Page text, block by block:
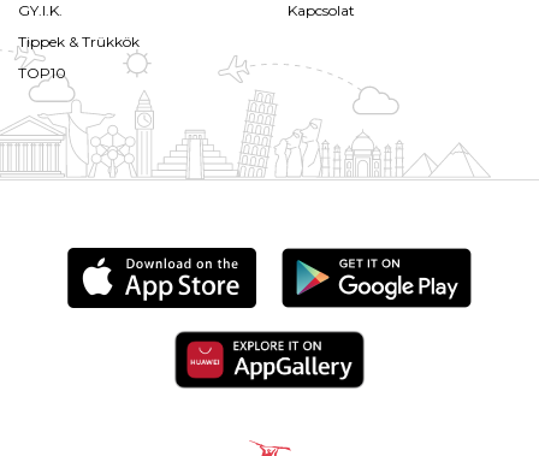
GY.I.K.
Tippek & Trükkök
TOP10
Kapcsolat